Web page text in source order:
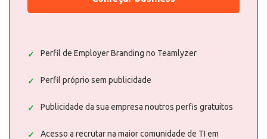
Perfil de Employer Branding no Teamlyzer
Perfil próprio sem publicidade
Publicidade da sua empresa noutros perfis gratuitos
Acesso a recrutar na maior comunidade de TI em